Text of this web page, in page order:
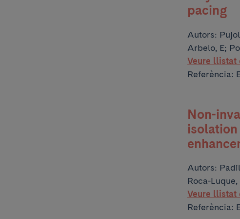
pacing
Autors:
Arbelo, E;
Veure llistat
Referència:
Non-
Autors:
Roca-
Veure llistat
Referència: